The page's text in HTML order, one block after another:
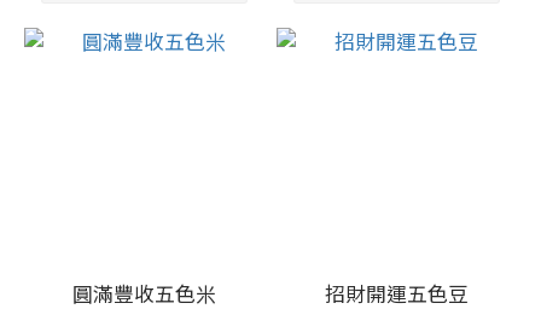
圓滿豐收五色米 招財開運五色豆